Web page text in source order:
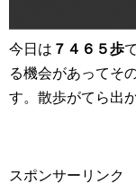
今日は ７４６５歩
る機会があってそ
す。散歩がてら出
スポンサーリンク